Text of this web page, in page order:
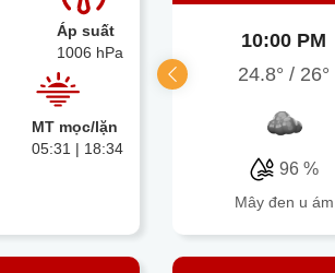
Áp suất
1006 hPa
MT mọc/lặn
05:31 | 18:34
10:00 PM
24.8°/ 26°
96 %
mây đen u ám